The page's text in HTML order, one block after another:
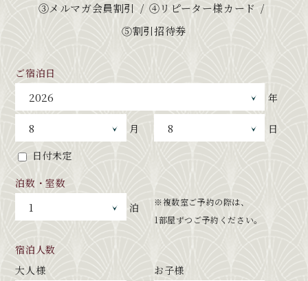
③メルマガ会員割引
④リピーター様カード
⑤割引招待券
ご宿泊日
年
月
日
日付未定
泊数・室数
泊
※複数室ご予約の際は、
1部屋ずつご予約ください。
宿泊人数
大人様
お子様